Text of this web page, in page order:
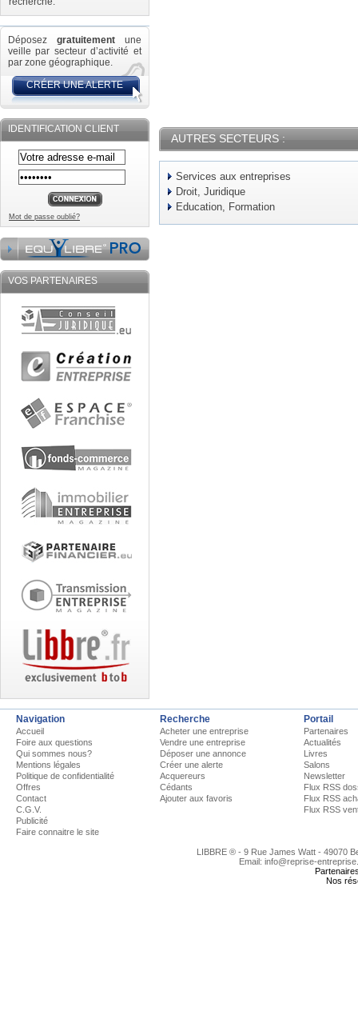
Déposez gratuitement une
veille par secteur d’activité et
par zone géographique.
CRÉER UNE ALERTE
IDENTIFICATION CLIENT
Mot de passe oublié?
VOS PARTENAIRES
AUTRES SECTEURS :
Services aux entreprises
Droit, Juridique
Education, Formation
Navigation
Accueil
Foire aux questions
Qui sommes nous?
Mentions légales
Politique de confidentialité
Offres
Contact
C.G.V.
Publicité
Faire connaitre le site
Recherche
Acheter une entreprise
Vendre une entreprise
Déposer une annonce
Créer une alerte
Acquereurs
Cédants
Ajouter aux favoris
Portail
Partenaires
Actualités
Livres
Salons
Newsletter
Flux RSS
Flux RSS
Flux RSS
LIBBRE ® - 9 Rue James Watt - 49070
Email: info@reprise-
Nos